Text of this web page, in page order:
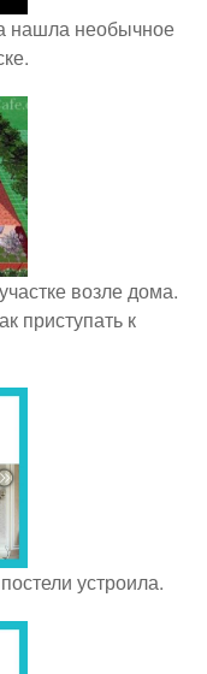
нашла необычное
возле дома.
приступать к
устроила.